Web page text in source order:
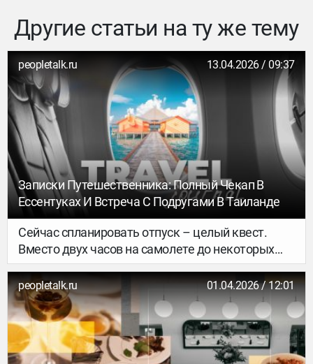
Другие статьи на ту же тему
peopletalk.ru 13.04.2026 / 09:37
Записки Путешественника: Полный Чекап В
Ессентуках И Встреча С Подругами В Таиланде
Сейчас спланировать отпуск – целый квест.
Вместо двух часов на самолете до некоторых
стран приходится добираться больше суток с
несколькими пересадками. Однако это не повод
отказываться от изучения
достопримечательностей и солнечных курортов.
peopletalk.ru 01.04.2026 / 12:01